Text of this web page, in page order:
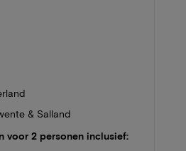
& Salland
voor 2 personen inclusief: